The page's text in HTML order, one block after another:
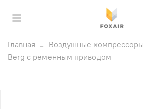
Главная Воздушные компрессоры
Berg с ременным приводом